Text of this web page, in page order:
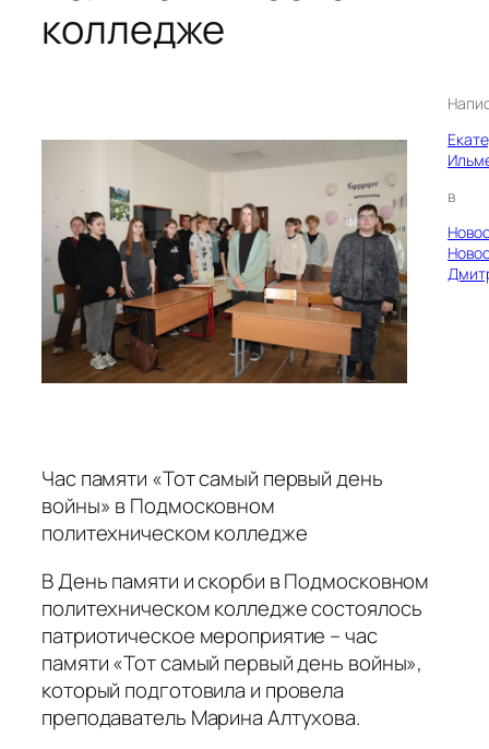
колледже
в
Час памяти «Тот самый первый день
войны» в Подмосковном
политехническом колледже
В День памяти и скорби в Подмосковном
политехническом колледже состоялось
патриотическое мероприятие – час
памяти «Тот самый первый день войны»,
который подготовила и провела
преподаватель Марина Алтухова.